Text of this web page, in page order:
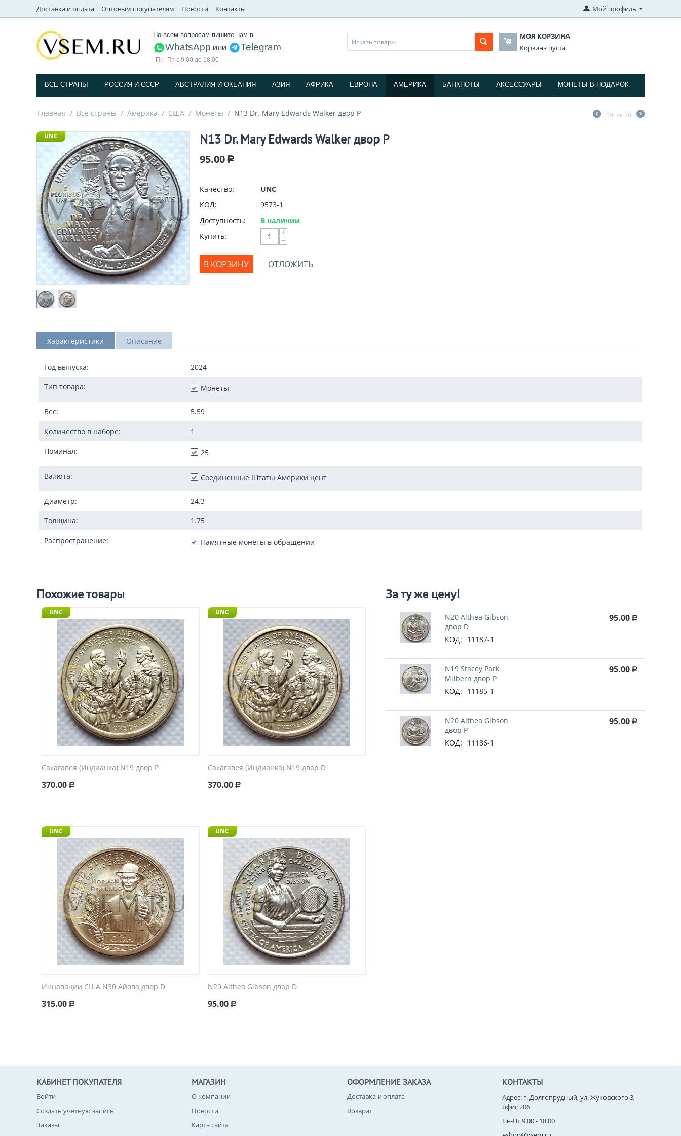
Доставка и оплата Оптовым покупателям Новости Контакты Мой профиль
По всем вопросам пишите нам в
WhatsApp или Telegram
Пн–Пт с 9:00 до 18:00
МОЯ КОРЗИНА
Корзина пуста
ВСЕ СТРАНЫ РОССИЯ И СССP АВСТРАЛИЯ И ОКЕАНИЯ АЗИЯ АФРИКА ЕВРОПА АМЕРИКА БАНКНОТЫ АКСЕССУАРЫ МОНЕТЫ В ПОДАРОК
Главная / Все страны / Америка / США / Монеты / N13 Dr. Mary Edwards Walker двор P 19 из 70
UNC N13 Dr. Mary Edwards Walker двор P
95.00 Р
Качество:
UNC
КОД:
9573-1
Доступность:
В наличии
Купить:
+
−
В КОРЗИНУ ОТЛОЖИТЬ
Характеристики Описание
Год выпуска: 2024
Тип товара: Монеты
Вес: 5.59
Количество в наборе: 1
Номинал: 25
Валюта: Соединенные Штаты Америки цент
Диаметр: 24.3
Толщина: 1.75
Распространение: Памятные монеты в обращении
Похожие товары
UNC
Сакагавея (Индианка) N19 двор P
370.00 Р
UNC
Сакагавея (Индианка) N19 двор D
370.00 Р
UNC
Инновации США N30 Айова двор D
315.00 Р
UNC
N20 Althea Gibson двор D
95.00 Р
За ту же цену!
N20 Althea Gibson
двор D
КОД:
11187-1
95.00 Р
N19 Stacey Park
Milbern двор P
КОД:
11185-1
95.00 Р
N20 Althea Gibson
двор P
КОД:
11186-1
95.00 Р
КАБИНЕТ ПОКУПАТЕЛЯ
Войти
Создать учетную запись
Заказы
МАГАЗИН
О компании
Новости
Карта сайта
ОФОРМЛЕНИЕ ЗАКАЗА
Доставка и оплата
Возврат
КОНТАКТЫ
Адрес: г. Долгопрудный, ул. Жуковского 3,
офис 206
Пн-Пт 9.00 - 18.00